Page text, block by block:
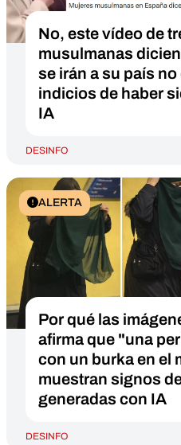
No, este vídeo de
musulmanas
se irán a su país
indicios de haber
IA
DESINFO
ALERTA
Por qué las
afirma que "una
con un burka en el
muestran signos
generadas con IA
DESINFO